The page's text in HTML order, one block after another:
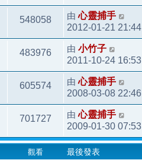
548058 由心靈捕手
2012-01-21 21:44
483976 由 小竹子
2011-10-24 16:53
605574 由心靈捕手
2008-03-08 22:46
701727 由心靈捕手
2009-01-30 07:53
觀看 最後發表